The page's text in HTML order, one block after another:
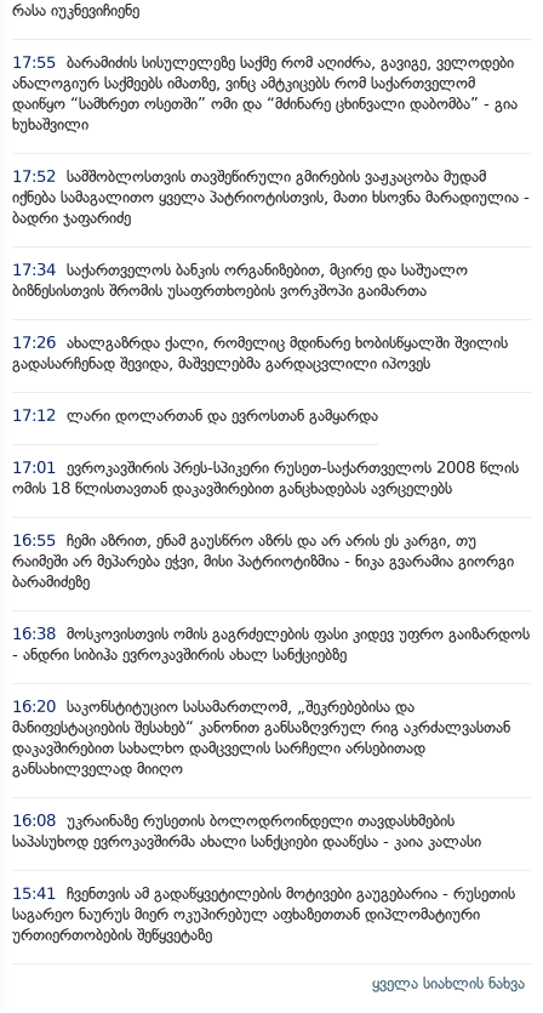
რასა იუკნევიჩიენე
17:55 ბარამიძის სისულელეზე საქმე რომ აღიძრა, გავიგე, ველოდები
ანალოგიურ საქმეებს იმათზე, ვინც ამტკიცებს რომ საქართველომ
დაიწყო “სამხრეთ ოსეთში” ომი და “მძინარე ცხინვალი დაბომბა” - გია
ხუხაშვილი
17:52 სამშობლოსთვის თავშეწირული გმირების ვაჟკაცობა მუდამ
იქნება სამაგალითო ყველა პატრიოტისთვის, მათი ხსოვნა მარადიულია -
ბადრი ჯაფარიძე
17:34 საქართველოს ბანკის ორგანიზებით, მცირე და საშუალო
ბიზნესისთვის შრომის უსაფრთხოების ვორკშოპი გაიმართა
17:26 ახალგაზრდა ქალი, რომელიც მდინარე ხობისწყალში შვილის
გადასარჩენად შევიდა, მაშველებმა გარდაცვლილი იპოვეს
17:12 ლარი დოლართან და ევროსთან გამყარდა
17:01 ევროკავშირის პრეს-სპიკერი რუსეთ-საქართველოს 2008 წლის
ომის 18 წლისთავთან დაკავშირებით განცხადებას ავრცელებს
16:55 ჩემი აზრით, ენამ გაუსწრო აზრს და არ არის ეს კარგი, თუ
რაიმეში არ მეპარება ეჭვი, მისი პატრიოტიზმია - ნიკა გვარამია გიორგი
ბარამიძეზე
16:38 მოსკოვისთვის ომის გაგრძელების ფასი კიდევ უფრო გაიზარდოს
- ანდრი სიბიჰა ევროკავშირის ახალ სანქციებზე
16:20 საკონსტიტუციო სასამართლომ, „შეკრებებისა და
მანიფესტაციების შესახებ“ კანონით განსაზღვრულ რიგ აკრძალვასთან
დაკავშირებით სახალხო დამცველის სარჩელი არსებითად
განსახილველად მიიღო
16:08 უკრაინაზე რუსეთის ბოლოდროინდელი თავდასხმების
საპასუხოდ ევროკავშირმა ახალი სანქციები დააწესა - კაია კალასი
15:41 ჩვენთვის ამ გადაწყვეტილების მოტივები გაუგებარია - რუსეთის
საგარეო ნაურუს მიერ ოკუპირებულ აფხაზეთთან დიპლომატიური
ურთიერთობების შეწყვეტაზე
ყველა სიახლის ნახვა